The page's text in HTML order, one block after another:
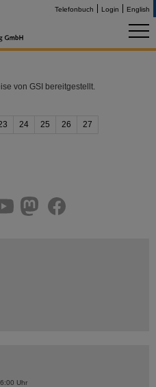
Telefonbuch Login English
von GSI bereitgestellt.
24 25 26 27
Uhr